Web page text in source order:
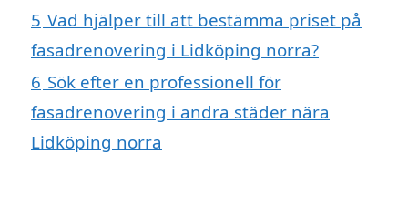
5 Vad hjälper till att bestämma priset på
fasadrenovering i Lidköping norra?
6 Sök efter en professionell för
fasadrenovering i andra städer nära
Lidköping norra